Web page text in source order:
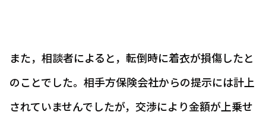
また，相談者によると，転倒時に着衣が損傷したと
のことでした。相手方保険会社からの提示には計上
されていませんでしたが，交渉により金額が上乗せ